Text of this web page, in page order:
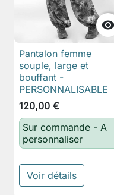

Pantalon femme
souple, large et
bouffant -
PERSONNALISABLE
120,00 €
Sur commande - A
personnaliser
Voir détails